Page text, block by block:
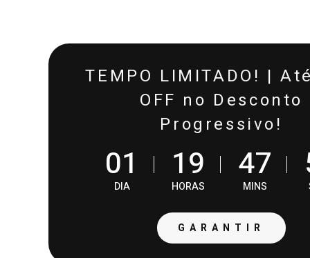
TEMPO LIMITADO! |
OFF no Desconto
Progressivo!
01
DIA
19
HORAS
47
MINS
GARANTIR